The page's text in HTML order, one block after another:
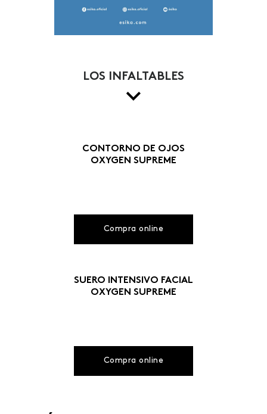
LOS INFALTABLES
CONTORNO DE OJOS
OXYGEN SUPREME
Compra online
SUERO INTENSIVO FACIAL
OXYGEN SUPREME
Compra online